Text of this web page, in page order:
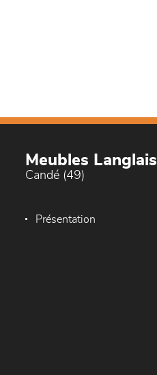
Meubles Langlais
Candé (49)
Présentation